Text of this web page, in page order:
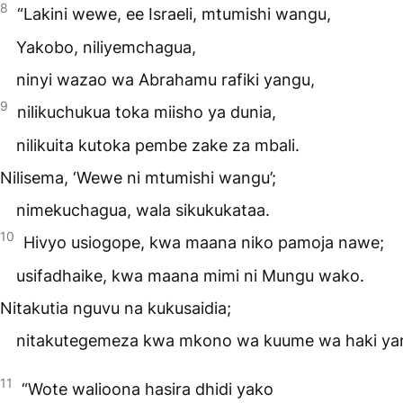
8
“Lakini wewe, ee Israeli, mtumishi wangu,
Yakobo, niliyemchagua,
ninyi wazao wa Abrahamu rafiki yangu,
9
nilikuchukua toka miisho ya dunia,
nilikuita kutoka pembe zake za mbali.
Nilisema, ‘Wewe ni mtumishi wangu’;
nimekuchagua, wala sikukukataa.
10
Hivyo usiogope, kwa maana niko pamoja nawe;
usifadhaike, kwa maana mimi ni Mungu wako.
Nitakutia nguvu na kukusaidia;
nitakutegemeza kwa mkono wa kuume wa haki
11 “Wote walioona hasira dhidi yako